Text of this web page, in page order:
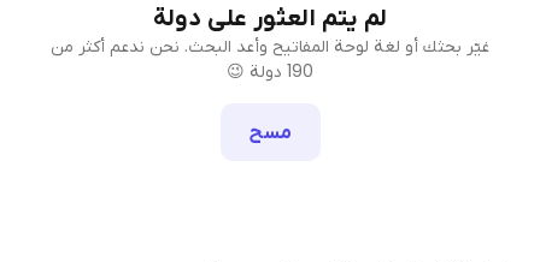
لم يتم العثور على دولة
غيّر بحثك أو لغة لوحة المفاتيح وأعد البحث. نحن ندعم أكثر من
190 دولة 😉
مسح